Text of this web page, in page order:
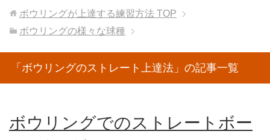
ボウリングが上達する練習方法 TOP
ボウリングの様々な球種
「ボウリングのストレート上達法」の記事一覧
ボウリングでのストレートボー